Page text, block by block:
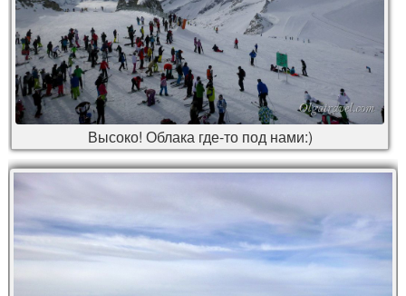
Высоко! Облака где-то под нами:)